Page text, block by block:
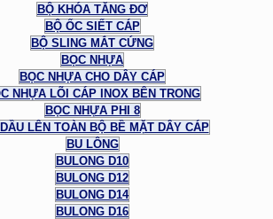
BỘ KHÓA TĂNG ĐƠ
BỘ ỐC SIẾT CÁP
BỘ SLING MẮT CỨNG
BỌC NHỰA
BỌC NHỰA CHO DÂY CÁP
NHỰA LÕI CÁP INOX BÊN TRONG
BỌC NHỰA PHI 8
LÊN TOÀN BỘ BỀ MẶT DÂY CÁP
BU LÔNG
BULONG D10
BULONG D12
BULONG D14
BULONG D16